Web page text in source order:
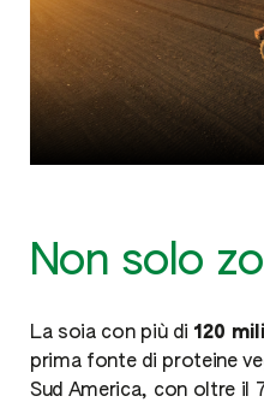
Non solo
La soia con più di 120
prima fonte di proteine
Sud America, con oltre il